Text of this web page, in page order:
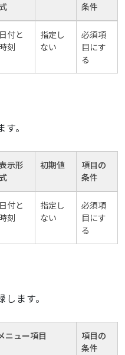
条件
日付と
刻
指定し
ない
必須項
目にす
る
。
示形
初期値
項目の
条件
日付と
刻
指定し
ない
必須項
目にす
る
ます。
ニュー項目
項目の
条件